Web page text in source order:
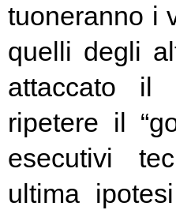
tuoneranno i
quelli degli
attaccato il
ripetere il
esecutivi
ultima